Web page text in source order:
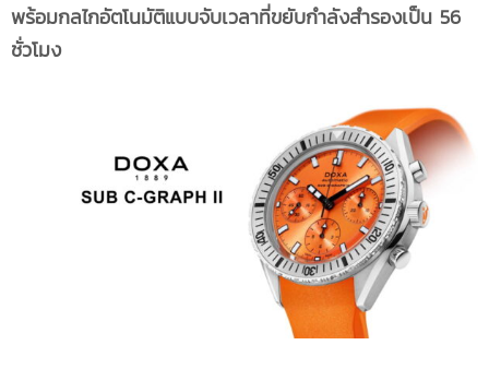
พร้อมกลไกอัตโนมัติแบบจับเวลาที่ขยับกำลังสำรองเป็น 56
ชั่วโมง